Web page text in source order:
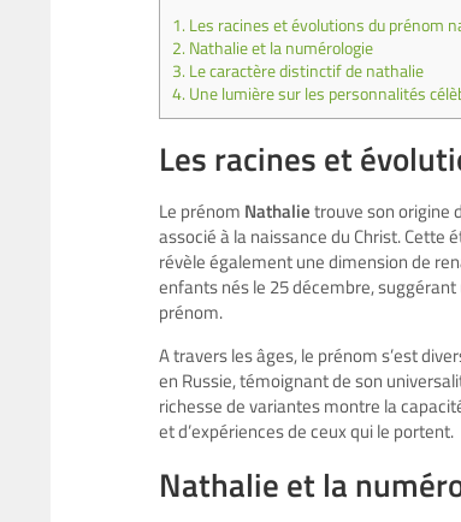
1. Les racines et évolutions du prénom
2. Nathalie et la numérologie
3. Le caractère distinctif de nathalie
4. Une lumière sur les personnalités
Les racines et
Le prénom Nathalietrouve son origine
associé à la naissance du Christ.
révèle également une dimension de
enfants nés le 25 décembre,
prénom.
A travers les âges, le prénom s’est
en Russie, témoignant de son
richesse de variantes montre la
et d’expériences de ceux qui le portent.
Nathalie et la